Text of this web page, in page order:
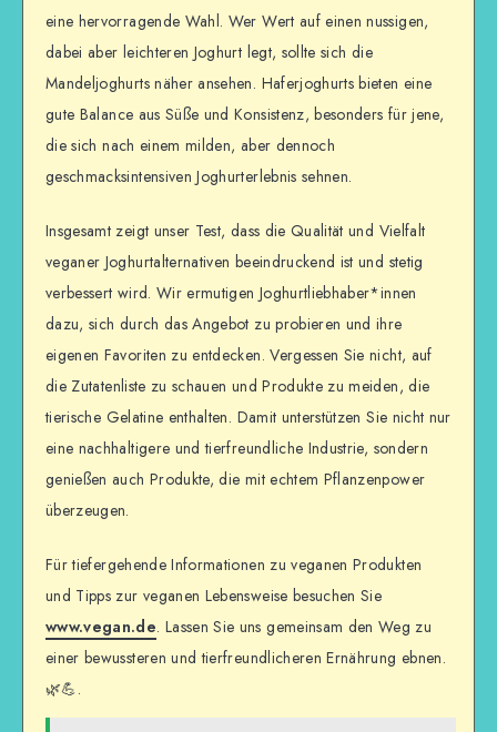
eine hervorragende Wahl. Wer Wert auf einen nussigen,
dabei aber leichteren Joghurt legt, sollte sich die
Mandeljoghurts näher ansehen. Haferjoghurts bieten eine
gute Balance aus Süße und Konsistenz, besonders für jene,
die sich nach einem milden, aber dennoch
geschmacksintensiven Joghurterlebnis sehnen.
Insgesamt zeigt unser Test, dass die Qualität und Vielfalt
veganer Joghurtalternativen beeindruckend ist und stetig
verbessert wird. Wir ermutigen Joghurtliebhaber*innen
dazu, sich durch das Angebot zu probieren und ihre
eigenen Favoriten zu entdecken. Vergessen Sie nicht, auf
die Zutatenliste zu schauen und Produkte zu meiden, die
tierische Gelatine enthalten. Damit unterstützen Sie nicht nur
eine nachhaltigere und tierfreundliche Industrie, sondern
genießen auch Produkte, die mit echtem Pflanzenpower
überzeugen.
Für tiefergehende Informationen zu veganen Produkten
und Tipps zur veganen Lebensweise besuchen Sie
www.vegan.de. Lassen Sie uns gemeinsam den Weg zu
einer bewussteren und tierfreundlicheren Ernährung ebnen.
🌿💪.